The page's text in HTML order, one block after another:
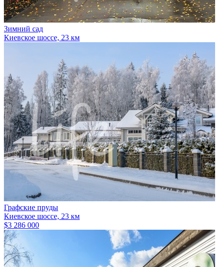
Зимний сад
Киевское шоссе, 23 км
Графские пруды
Киевское шоссе, 23 км
$3 286 000